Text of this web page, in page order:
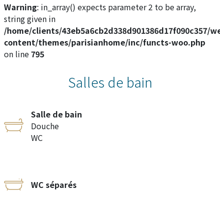
Warning: in_array() expects parameter 2 to be array,
string given in
/home/clients/43eb5a6cb2d338d901386d17f090c357/
content/themes/parisianhome/inc/functs-woo.php
on line795
Salles de bain
Salle de bain
Douche
WC
WC séparés